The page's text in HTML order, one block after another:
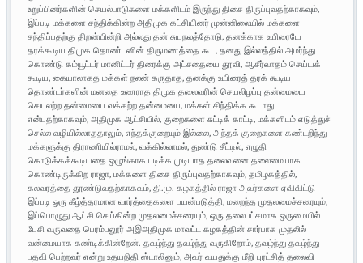
உறுப்பினர்களின் செயல்பாடுகளை மக்களிடம் இருந்து திசை திருப்புவதற்காகவும்,
இப்படி மக்களை சந்திக்கின்ற அதிமுக கட்சியினர் முன்னிலையில் மக்களை
சந்திப்பதற்கு திறன்யின்றி அல்லது தன் சுயநலத்தோடு, தனக்காக உயிரையே
தரக்கூடிய திமுக தொண்டனின் திருமணத்தை கூட, தனது இல்லத்தில் அமர்ந்து
கொண்டு கம்யூட்டர் மானிட்டர் திரைக்கு அட்சதையை தூவி, ஆசீர்வாதம் செய்யக்
கூடிய, கையாலாகத மக்கள் நலன் கருதாத, தனக்கு உயிரைத் தரக் கூடிய
தொண்டர்களின் மனதை உணராத திமுக தலைவரின் செயலிழப்பு தன்மையை
செயலற்ற தன்மையை வக்கற்ற தன்மையை, மக்கள் சிந்திக்க கூடாது
என்பதற்காகவும், அதிமுக ஆட்சியில், குறைகளை சுட்டிக் காட்டி, மக்களிடம் எடுத்துச்
செல்ல வழியில்லாததாலும், எந்தக்குறையும் இல்லை, அந்தக் குறைகளை கண்டறிந்து
மக்களுக்கு திராணியில்ராமல், வக்கில்லாமல், துண்டு சீட்டில், எழுதி
கொடுக்கக்கூடியதை ஒழுங்காக படிக்க முடியாத தலைவனை தலைமையாக
கொண்டிருக்கிற ராஜா, மக்களை திசை திருப்புவதற்காகவும், தமிழகத்தில்,
கலவரத்தை தூண்டுவதற்காகவும், தி.மு. கழகத்தில் ராஜா அவர்களை ஏவிவிட்டு
இப்படி ஒரு கீழ்த்தரமான வார்த்தைகளை பயன்படுத்தி, மறைந்த முதலமைச்சரையும்,
இப்பொழுது ஆட்சி செய்கின்ற முதலமைச்சரையும், ஒரு தலைபட்சமாக ஒருமையில்
பேசி வருவதை பெரம்பலூர் அஇஅதிமுக மாவட்ட கழகத்தின் சார்பாக முதலில்
வன்மையாக கண்டிக்கின்றேன். தவழ்ந்து தவழ்ந்து வருகிறோம், தவழ்ந்து தவழ்ந்து
பதவி பெற்றவர் என்று உதயநிதி ஸ்டாலினும், அவர் வயதுக்கு மீறி புரட்சித் தலைவி